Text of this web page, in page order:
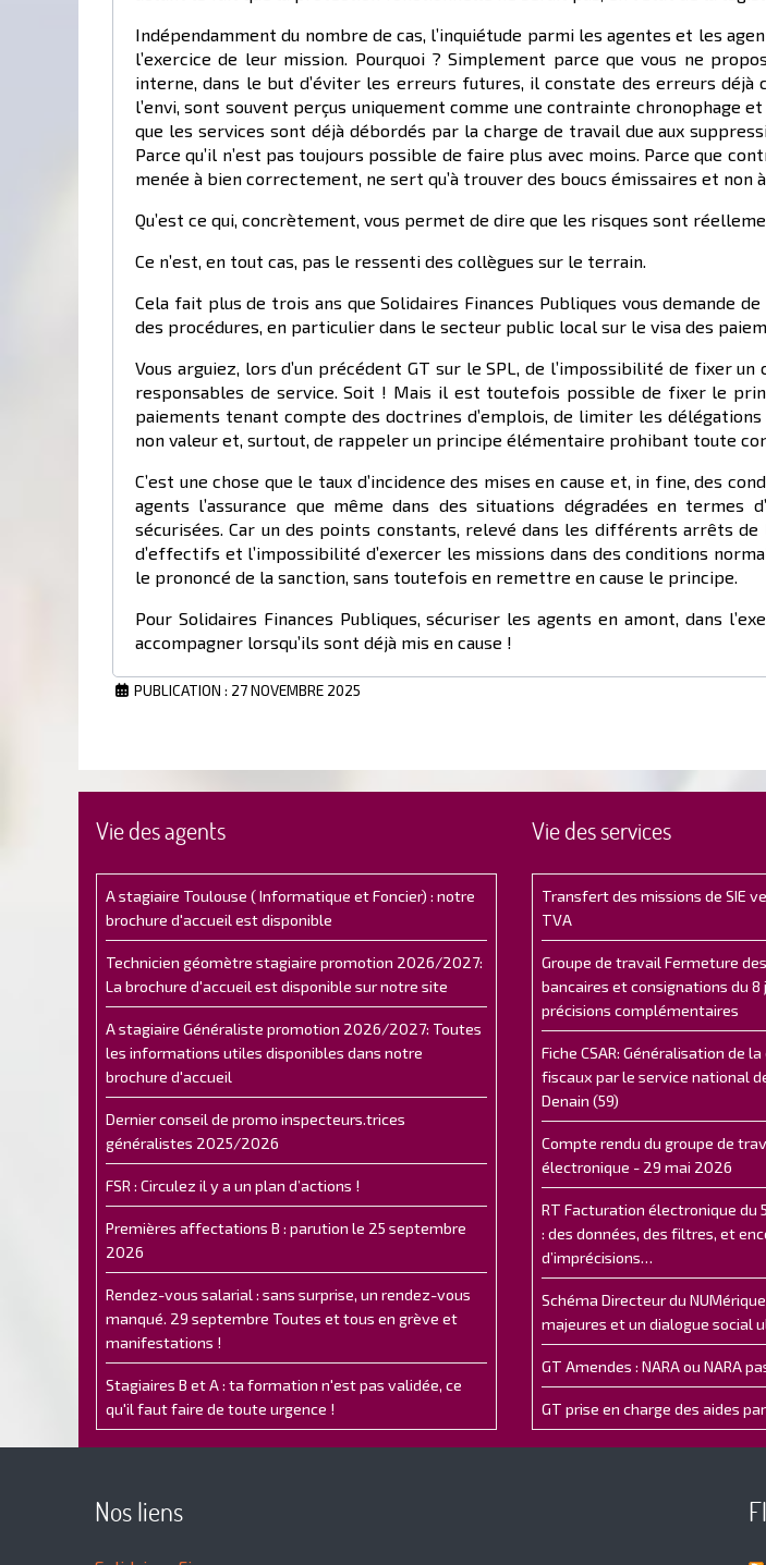
Indépendamment du nombre de cas, l’inquiétude parmi les agentes et les
l’exercice de leur mission. Pourquoi ? Simplement parce que vous ne
interne, dans le but d’éviter les erreurs futures, il constate des erreurs
l’envi, sont souvent perçus uniquement comme une contrainte chronophage
que les services sont déjà débordés par la charge de travail due aux
Parce qu’il n’est pas toujours possible de faire plus avec moins. Parce que
menée à bien correctement, ne sert qu’à trouver des boucs émissaires et non
Qu’est ce qui, concrètement, vous permet de dire que les risques sont
Ce n’est, en tout cas, pas le ressenti des collègues sur le terrain.
Cela fait plus de trois ans que Solidaires Finances Publiques vous demande
des procédures, en particulier dans le secteur public local sur le visa des
Vous arguiez, lors d’un précédent GT sur le SPL, de l’impossibilité de fixer
responsables de service. Soit ! Mais il est toutefois possible de fixer le
paiements tenant compte des doctrines d’emplois, de limiter les
non valeur et, surtout, de rappeler un principe élémentaire prohibant toute
C’est une chose que le taux d’incidence des mises en cause et, in fine, des
agents l’assurance que même dans des situations dégradées en
sécurisées. Car un des points constants, relevé dans les différents arrêts de
d’effectifs et l’impossibilité d’exercer les missions dans des conditions
le prononcé de la sanction, sans toutefois en remettre en cause le principe.
Pour Solidaires Finances Publiques, sécuriser les agents en amont, dans
accompagner lorsqu’ils sont déjà mis en cause !
PUBLICATION : 27 NOVEMBRE 2025
Vie des agents
A stagiaire Toulouse ( Informatique et Foncier) : notre
brochure d'accueil est disponible
Technicien géomètre stagiaire promotion 2026/2027:
La brochure d'accueil est disponible sur notre site
A stagiaire Généraliste promotion 2026/2027: Toutes
les informations utiles disponibles dans notre
brochure d'accueil
Dernier conseil de promo inspecteurs.trices
généralistes 2025/2026
FSR : Circulez il y a un plan d’actions !
Premières affectations B : parution le 25 septembre
2026
Rendez-vous salarial : sans surprise, un rendez-vous
manqué. 29 septembre Toutes et tous en grève et
manifestations !
Stagiaires B et A : ta formation n'est pas validée, ce
qu'il faut faire de toute urgence !
Vie des services
Transfert des missions de SIE
TVA
Groupe de travail Fermeture
bancaires et consignations du 8
précisions complémentaires
Fiche CSAR: Généralisation de
fiscaux par le service national
Denain (59)
Compte rendu du groupe de
électronique - 29 mai 2026
RT Facturation électronique du
: des données, des filtres, et
d’imprécisions…
Schéma Directeur du
majeures et un dialogue social
GT Amendes : NARA ou NARA
GT prise en charge des aides par
Nos liens